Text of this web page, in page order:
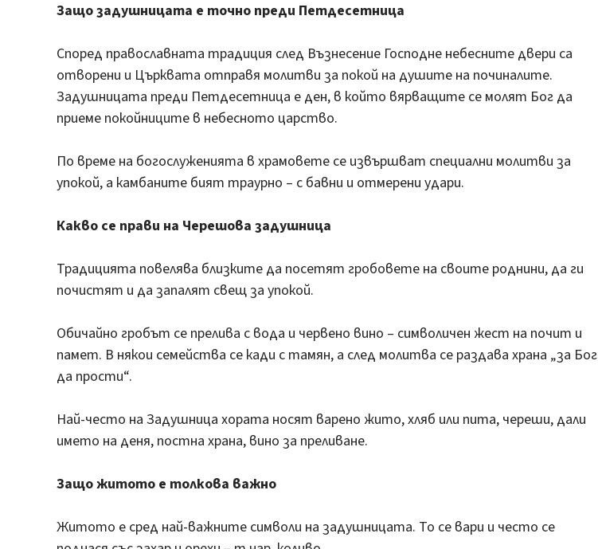
Защо задушницата е точно преди Петдесетница
Според православната традиция след Възнесение Господне небесните двери са
отворени и Църквата отправя молитви за покой на душите на починалите.
Задушницата преди Петдесетница е ден, в който вярващите се молят Бог да
приеме покойниците в небесното царство.
По време на богослуженията в храмовете се извършват специални молитви за
упокой, а камбаните бият траурно – с бавни и отмерени удари.
Какво се прави на Черешова задушница
Традицията повелява близките да посетят гробовете на своите роднини, да ги
почистят и да запалят свещ за упокой.
Обичайно гробът се прелива с вода и червено вино – символичен жест на почит и
памет. В някои семейства се кади с тамян, а след молитва се раздава храна „за Бог
да прости“.
Най-често на Задушница хората носят варено жито, хляб или пита, череши, дали
името на деня, постна храна, вино за преливане.
Защо житото е толкова важно
Житото е сред най-важните символи на задушницата. То се вари и често се